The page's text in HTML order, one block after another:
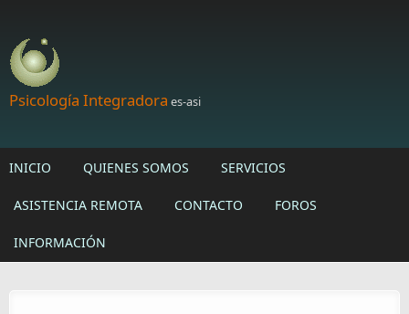
Psicología Integradora es-asi
INICIO QUIENES SOMOS SERVICIOS
ASISTENCIA REMOTA CONTACTO FOROS
INFORMACIÓN